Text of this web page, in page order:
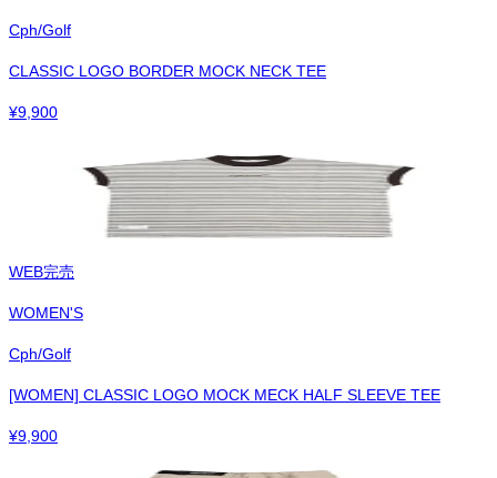
Cph/Golf
CLASSIC LOGO BORDER MOCK NECK TEE
¥9,900
WEB完売
WOMEN'S
Cph/Golf
[WOMEN] CLASSIC LOGO MOCK MECK HALF SLEEVE TEE
¥9,900